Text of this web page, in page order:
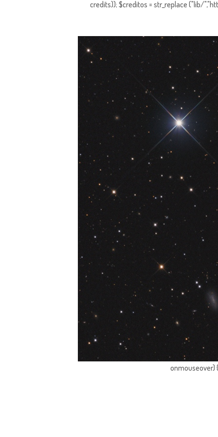
credits)); $creditos = str_replace ("lib/
onmouseover)